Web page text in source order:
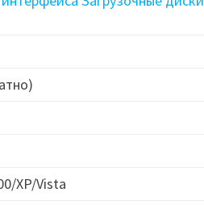
XP/Vista